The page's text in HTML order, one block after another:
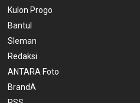
Kulon Progo
Bantul
Sleman
Redaksi
ANTARA Foto
BrandA